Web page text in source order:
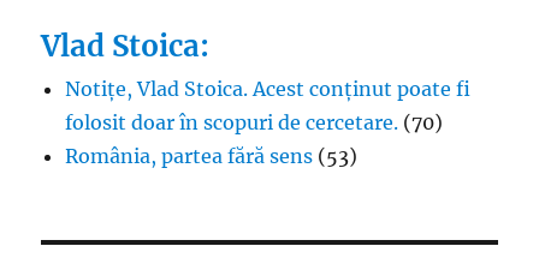
Vlad Stoica:
Notițe, Vlad Stoica. Acest conținut poate fi
folosit doar în scopuri de cercetare. (70)
România, partea fără sens (53)